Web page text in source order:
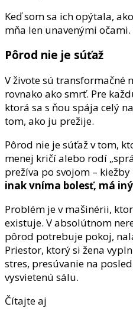
Keď som sa ich opýtala,
mňa len unavenými
Pôrod nie je súťaž
V živote sú transformačné
rovnako ako smrť. Pre
ktorá sa s ňou spája celý
tom, ako ju prežije.
Pôrod nie je súťaž v tom,
menej kričí alebo rodí
prežíva po svojom –
inak vníma bolesť, má
Problém je v mašinérii,
existuje. V absolútnom
pôrod potrebuje pokoj,
Priestor, ktorý si žena
stres, presúvanie na
vysvietenú sálu.
Čítajte aj